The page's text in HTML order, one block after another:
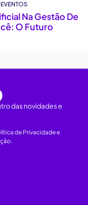
EVENTOS
Na Gestão De
O Futuro
das novidades e
de Privacidade e